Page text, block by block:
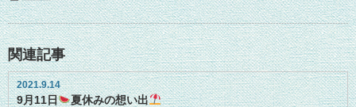
関連記事
2021.9.14
9月11日 夏休みの想い出